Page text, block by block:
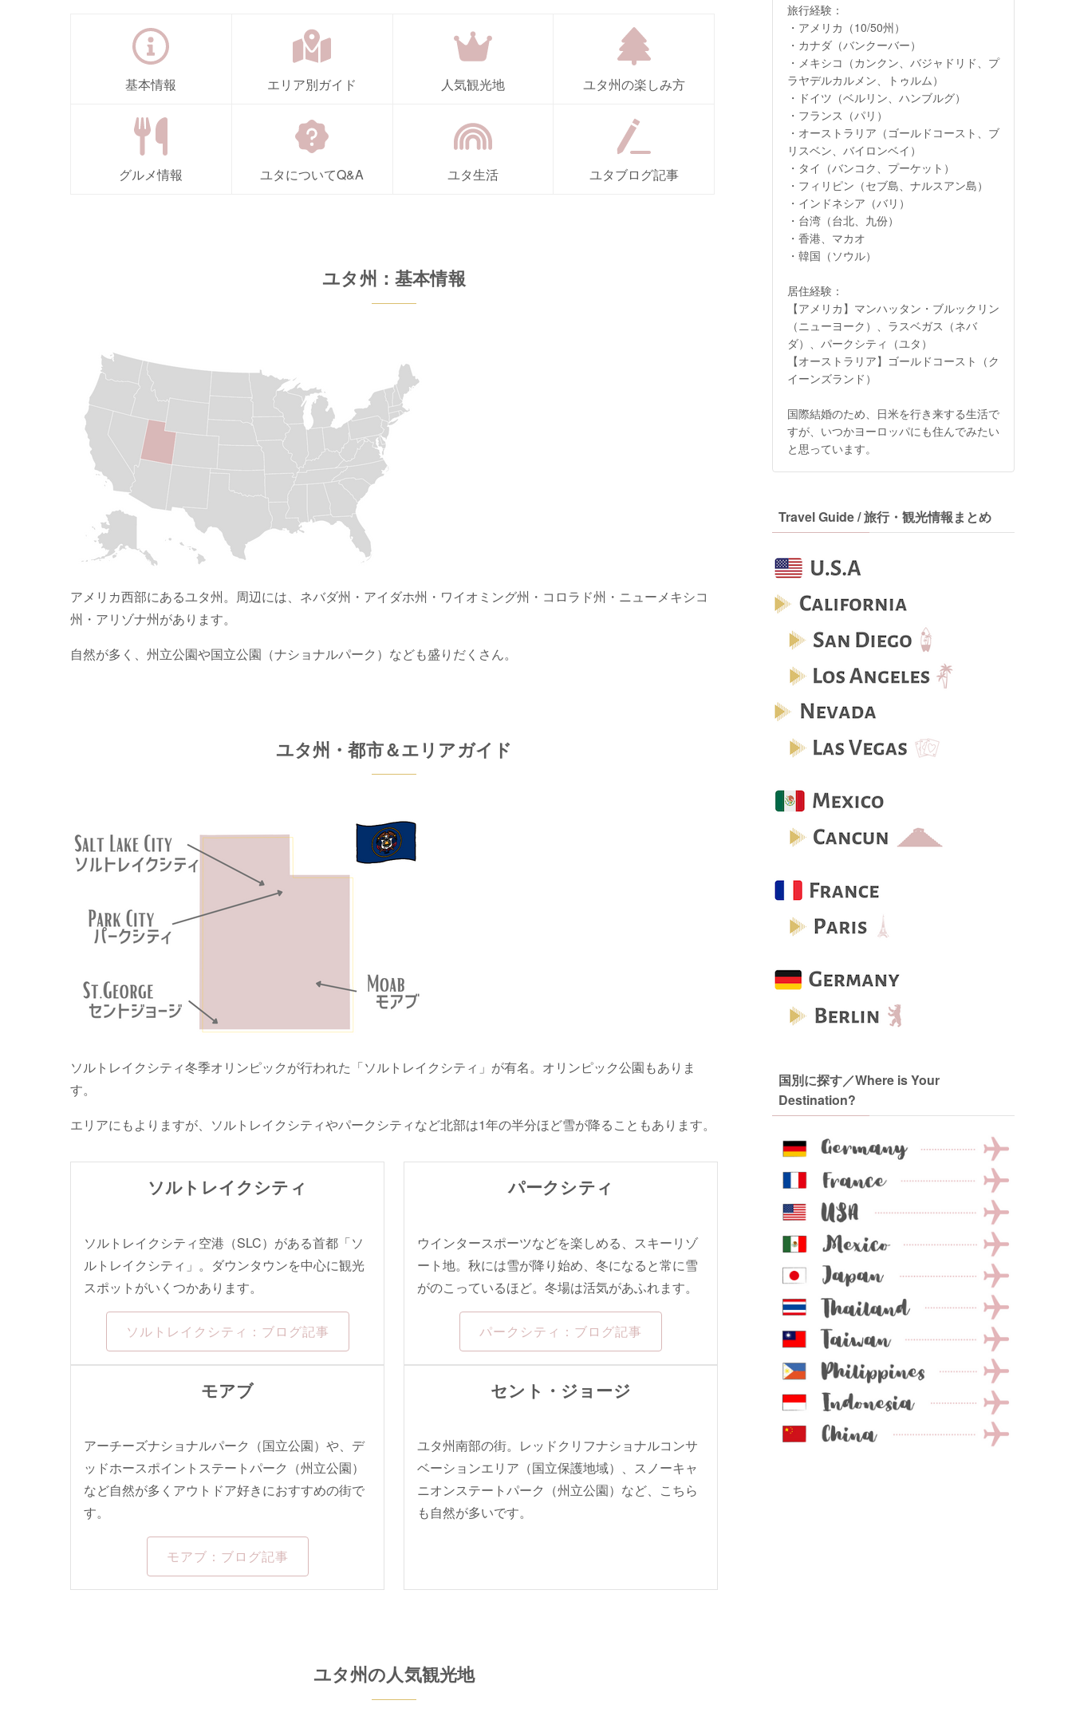
基本情報 エリア別ガイド 人気観光地 ユタ州の楽しみ方
グルメ情報 ユタについてQ&A ユタ生活 ユタブログ記事
ユタ州：基本情報
アメリカ西部にあるユタ州。周辺には、ネバダ州・アイダホ州・ワイオミング州・コロラド州・ニューメキシコ
州・アリゾナ州があります。
自然が多く、州立公園や国立公園（ナショナルパーク）なども盛りだくさん。
ユタ州・都市＆エリアガイド
ソルトレイクシティ冬季オリンピックが行われた「ソルトレイクシティ」が有名。オリンピック公園もありま
す。
エリアにもよりますが、ソルトレイクシティやパークシティなど北部は1年の半分ほど雪が降ることもあります。
ソルトレイクシティ
ソルトレイクシティ空港（SLC）がある首都「ソ
ルトレイクシティ」。ダウンタウンを中心に観光
スポットがいくつかあります。
ソルトレイクシティ：ブログ記事
パークシティ
ウインタースポーツなどを楽しめる、スキーリゾ
ート地。秋には雪が降り始め、冬になると常に雪
がのこっているほど。冬場は活気があふれます。
パークシティ：ブログ記事
モアブ
アーチーズナショナルパーク（国立公園）や、デ
ッドホースポイントステートパーク（州立公園）
など自然が多くアウトドア好きにおすすめの街で
す。
モアブ：ブログ記事
セント・ジョージ
ユタ州南部の街。レッドクリフナショナルコンサ
ベーションエリア（国立保護地域）、スノーキャ
ニオンステートパーク（州立公園）など、こちら
も自然が多いです。
ユタ州の人気観光地
旅行経験：
・アメリカ（10/50州）
・カナダ（バンクーバー）
・メキシコ（カンクン、バジャドリド、プ
ラヤデルカルメン、トゥルム）
・ドイツ（ベルリン、ハンブルグ）
・フランス（パリ）
・オーストラリア（ゴールドコースト、ブ
リスベン、バイロンベイ）
・タイ（バンコク、プーケット）
・フィリピン（セブ島、ナルスアン島）
・インドネシア（バリ）
・台湾（台北、九份）
・香港、マカオ
・韓国（ソウル）
居住経験：
【アメリカ】マンハッタン・ブルックリン
（ニューヨーク）、ラスベガス（ネバ
ダ）、パークシティ（ユタ）
【オーストラリア】ゴールドコースト（ク
イーンズランド）
国際結婚のため、日米を行き来する生活で
すが、いつかヨーロッパにも住んでみたい
と思っています。
Travel Guide / 旅行・観光情報まとめ
国別に探す／Where is Your
Destination?